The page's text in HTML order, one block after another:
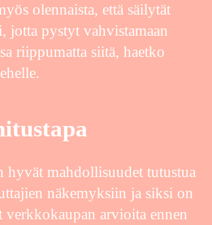
olennaista, että säilytät
jotta pystyt vahvistamaan
riippumatta siitä, haetko
mahdollisuudet tutustua
näkemyksiin ja siksi on
verkkokaupan arvioita ennen